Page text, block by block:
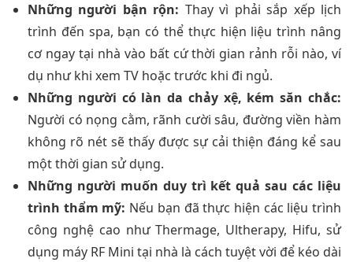
Những người bận rộn: Thay vì phải sắp xếp lịch
trình đến spa, bạn có thể thực hiện liệu trình nâng
cơ ngay tại nhà vào bất cứ thời gian rảnh rỗi nào, ví
dụ như khi xem TV hoặc trước khi đi ngủ.
Những người có làn da chảy xệ, kém săn chắc:
Người có nọng cằm, rãnh cười sâu, đường viền hàm
không rõ nét sẽ thấy được sự cải thiện đáng kể sau
một thời gian sử dụng.
Những người muốn duy trì kết quả sau các liệu
trình thẩm mỹ: Nếu bạn đã thực hiện các liệu trình
công nghệ cao như Thermage, Ultherapy, Hifu, sử
dụng máy RF Mini tại nhà là cách tuyệt vời để kéo dài